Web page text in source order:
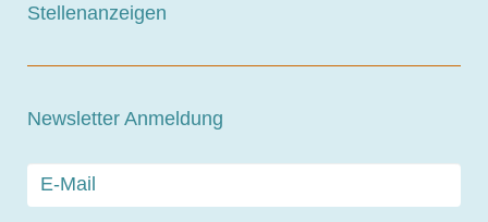
Stellenanzeigen
Newsletter Anmeldung